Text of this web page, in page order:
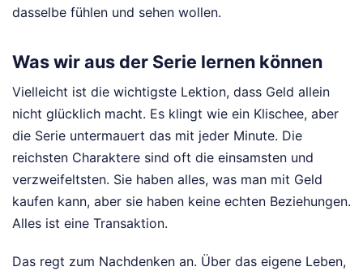
dasselbe fühlen und sehen wollen.
Was wir aus der Serie lernen können
Vielleicht ist die wichtigste Lektion, dass Geld allein
nicht glücklich macht. Es klingt wie ein Klischee, aber
die Serie untermauert das mit jeder Minute. Die
reichsten Charaktere sind oft die einsamsten und
verzweifeltsten. Sie haben alles, was man mit Geld
kaufen kann, aber sie haben keine echten Beziehungen.
Alles ist eine Transaktion.
Das regt zum Nachdenken an. Über das eigene Leben,